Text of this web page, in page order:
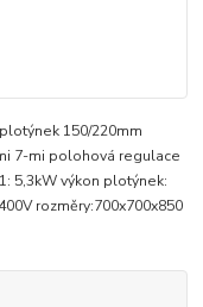
150/220mm
7-mi polohová regulace
5,3kW výkon plotýnek:
rozměry:700x700x850